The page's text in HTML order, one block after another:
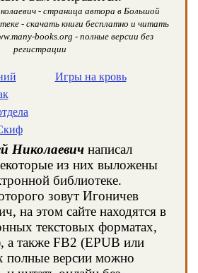
- страница автора в Большой
- скачать книги бесплатно и читать
books.org - полные версии без
регистрации
Игры на кровь
Николаевич написал
из них выложены
библиотеке.
зовут Игоничев
на этом сайте находятся в
текстовых форматах,
а также FB2 (EPUB или
полные версии можно